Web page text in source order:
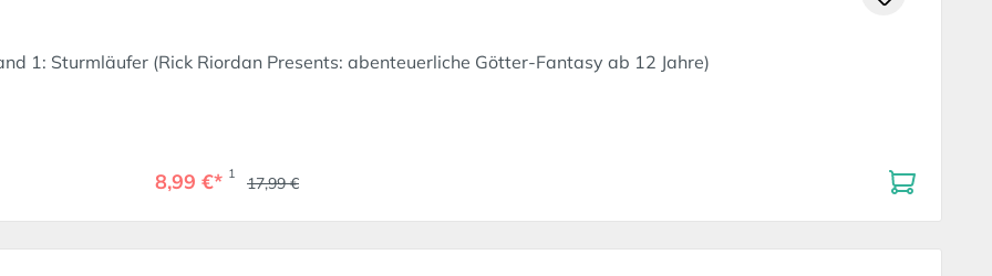
1: Sturmläufer (Rick Riordan Presents: abenteuerliche Götter-Fantasy ab 12 Jahre)
8,99 €* 1 17,99 €